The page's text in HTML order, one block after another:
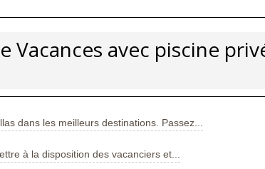
Vacances avec piscine
dans les meilleurs destinations. Passez...
à la disposition des vacanciers et...